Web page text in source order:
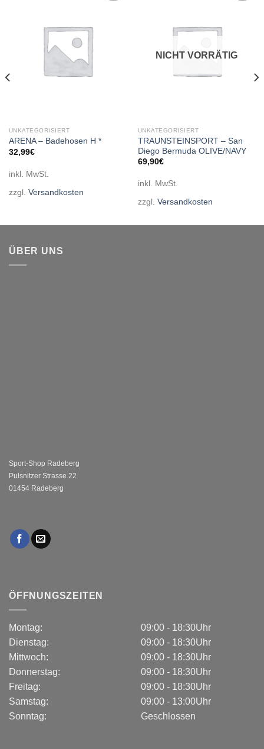
UNKATEGORISIERT
ARENA – Badehosen H *
32,99€
inkl. MwSt.
zzgl. Versandkosten
NICHT VORRÄTIG
UNKATEGORISIERT
TRAUNSTEINSPORT – San
Diego Bermuda OLIVE/NAVY
69,90€
inkl. MwSt.
zzgl. Versandkosten
ÜBER UNS
Sport-Shop Radeberg
Pulsnitzer Strasse 22
01454 Radeberg
ÖFFNUNGSZEITEN
Montag:
Dienstag:
Mittwoch:
Donnerstag:
Freitag:
Samstag:
Sonntag:
09:00 - 18:30Uhr
09:00 - 18:30Uhr
09:00 - 18:30Uhr
09:00 - 18:30Uhr
09:00 - 18:30Uhr
09:00 - 13:00Uhr
Geschlossen